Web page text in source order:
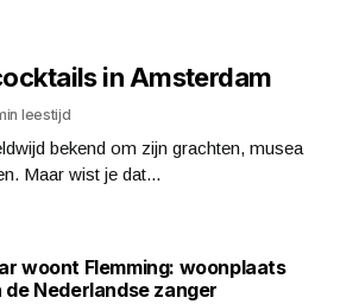
in Amsterdam
leestijd
bekend om zijn grachten, musea
Maar wist je dat...
woont Flemming: woonplaats
de Nederlandse zanger